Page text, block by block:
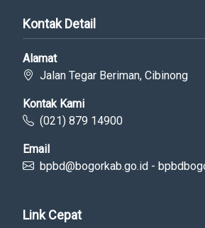
Kontak Detail
Alamat
Jalan Tegar Beriman, Cibinong
Kontak Kami
(021) 879 14900
Email
bpbd@bogorkab.go.id -
Link Cepat